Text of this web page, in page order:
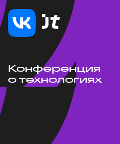
Конференция
о технологиях